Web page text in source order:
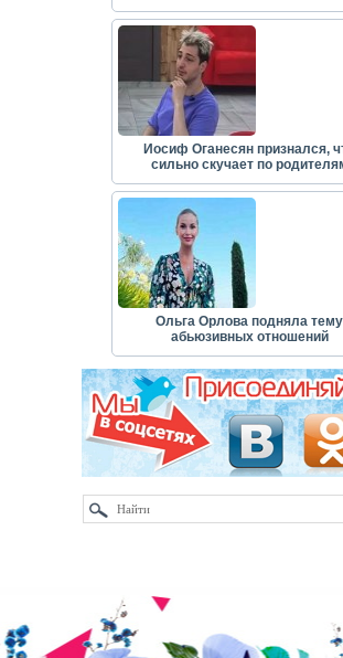
Иосиф Оганесян признался,
сильно скучает по
Ольга Орлова подняла тему
абьюзивных отношений